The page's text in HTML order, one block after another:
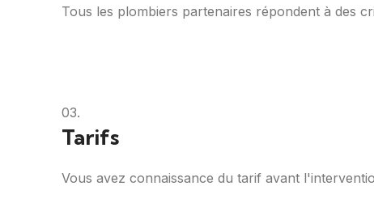
Tous les plombiers partenaires répondent à des
03.
Tarifs
Vous avez connaissance du tarif avant